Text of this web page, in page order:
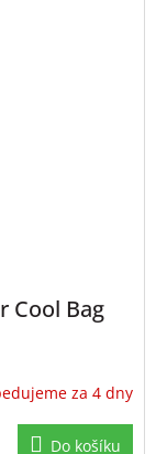
Cool Bag
za 4 dny
Do košíku